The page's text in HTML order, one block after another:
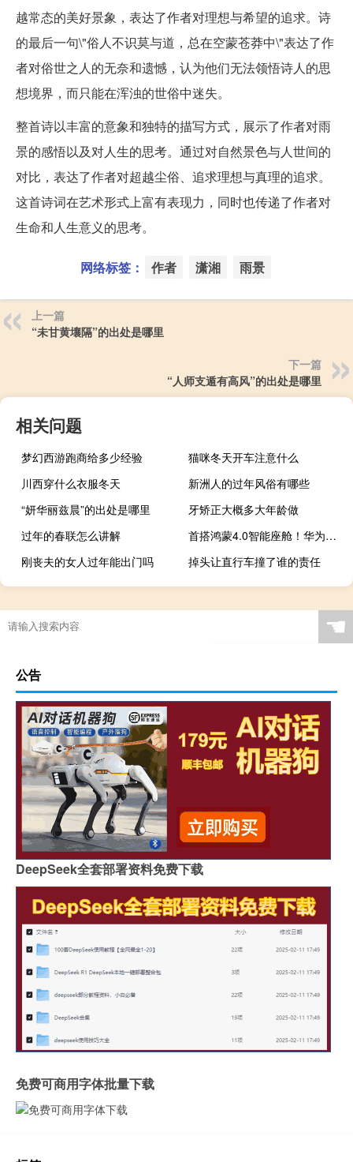
越常态的美好景象，表达了作者对理想与希望的追求。诗
的最后一句\"俗人不识莫与道，总在空蒙苍莽中\"表达了作
者对俗世之人的无奈和遗憾，认为他们无法领悟诗人的思
想境界，而只能在浑浊的世俗中迷失。
整首诗以丰富的意象和独特的描写方式，展示了作者对雨
景的感悟以及对人生的思考。通过对自然景色与人世间的
对比，表达了作者对超越尘俗、追求理想与真理的追求。
这首诗词在艺术形式上富有表现力，同时也传递了作者对
生命和人生意义的思考。
网络标签： 作者 潇湘 雨景
上一篇
“未甘黄壤隔”的出处是哪里
下一篇
“人师支遁有高风”的出处是哪里
相关问题
梦幻西游跑商给多少经验
猫咪冬天开车注意什么
川西穿什么衣服冬天
新洲人的过年风俗有哪些
“妍华丽兹晨”的出处是哪里
牙矫正大概多大年龄做
过年的春联怎么讲解
首搭鸿蒙4.0智能座舱！华为智选车智界S7预售：25.8万起
刚丧夫的女人过年能出门吗
掉头让直行车撞了谁的责任
☚
公告
DeepSeek全套部署资料免费下载
免费可商用字体批量下载